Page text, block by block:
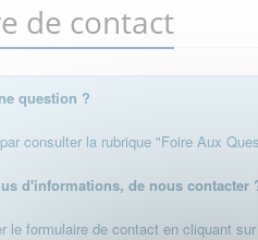
de contact
question ?
consulter la rubrique "Foire Aux
d'informations, de nous contacter
le formulaire de contact en cliquant